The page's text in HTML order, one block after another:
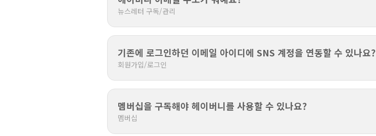
뉴스레터 구독/관리
기존에 로그인하던 이메일 아이디에 SNS 계정을 연동할 수 있나요?
회원가입/로그인
멤버십을 구독해야 헤이버니를 사용할 수 있나요?
멤버십